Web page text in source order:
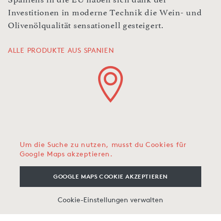
Investitionen in moderne Technik die Wein- und
Olivenölqualität sensationell gesteigert.
ALLE PRODUKTE AUS SPANIEN
Um die Suche zu nutzen, musst du Cookies für
Google Maps akzeptieren.
GOOGLE MAPS COOKIE AKZEPTIEREN
Cookie-Einstellungen verwalten